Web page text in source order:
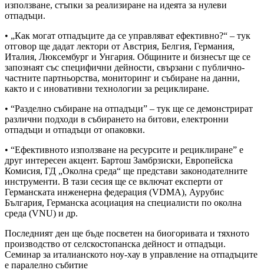
използване, стъпки за реализиране на идеята за нулеви
отпадъци.
• „Как могат отпадъците да се управляват ефективно?“ – тук
отговор ще дадат лектори от Австрия, Белгия, Германия,
Италия, Люксембург и Унгария. Общините и бизнесът ще се
запознаят със специфични дейности, свързани с публично-
частните партньорства, мониторинг и събиране на данни,
както и с иновативни технологии за рециклиране.
• “Разделно събиране на отпадъци” – тук ще се демонстрират
различни подходи в събирането на битови, електронни
отпадъци и отпадъци от опаковки.
• “Ефективното използване на ресурсите и рециклиране” е
друг интересен акцент. Бартош Замбрзиски, Европейска
Комисия, ГД „Околна среда“ ще представи законодателните
инструменти. В тази сесия ще се включат експерти от
Германската инженерна федерация (VDMA), Аурубис
България, Германска асоциация на специалисти по околна
среда (VNU) и др.
Последният ден ще бъде посветен на биогоривата и тяхното
производство от селскостопанска дейност и отпадъци.
Семинар за италианското ноу-хау в управление на отпадъците
е паралелно събитие